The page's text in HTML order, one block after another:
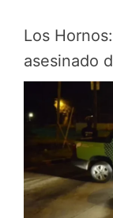
Los
asesinado